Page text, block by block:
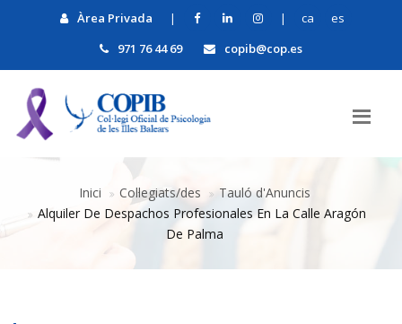
Àrea Privada | | ca
es
971 76 44 69
copib@cop.es
Inici Col·legiats/des
Tauló d'Anuncis
Alquiler De Despachos Profesionales En La Calle Aragón
De Palma